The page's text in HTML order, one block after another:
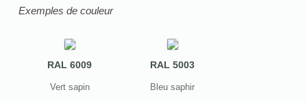
Exemples de couleur
RAL 6009
Vert sapin
RAL 5003
Bleu saphir